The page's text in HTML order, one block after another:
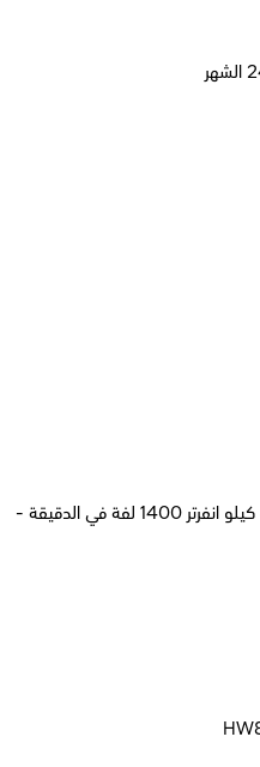
هاير غسالة ملابس تحميل امامي سعة 8 كيلو انفرتر 1400 لفة في الدقيقة -